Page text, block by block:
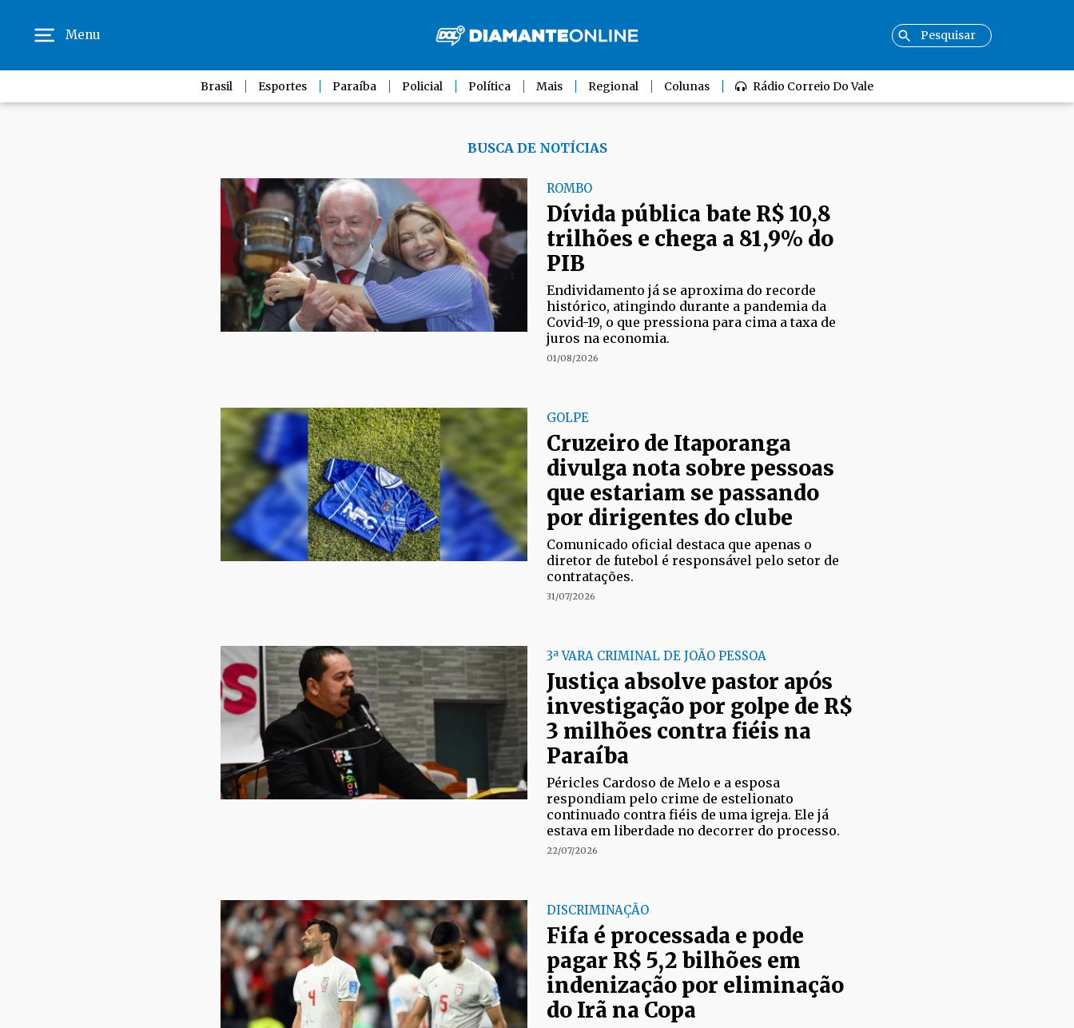
Menu
Brasil Esportes Paraíba Policial Política Mais Regional Colunas Rádio Correio Do Vale
BUSCA DE NOTÍCIAS
ROMBO
Dívida pública bate R$ 10,8
trilhões e chega a 81,9% do
PIB
Endividamento já se aproxima do recorde
histórico, atingindo durante a pandemia da
Covid-19, o que pressiona para cima a taxa de
juros na economia.
01/08/2026
GOLPE
Cruzeiro de Itaporanga
divulga nota sobre pessoas
que estariam se passando
por dirigentes do clube
Comunicado oficial destaca que apenas o
diretor de futebol é responsável pelo setor de
contratações.
31/07/2026
3ª VARA CRIMINAL DE JOÃO PESSOA
Justiça absolve pastor após
investigação por golpe de R$
3 milhões contra fiéis na
Paraíba
Péricles Cardoso de Melo e a esposa
respondiam pelo crime de estelionato
continuado contra fiéis de uma igreja. Ele já
estava em liberdade no decorrer do processo.
22/07/2026
DISCRIMINAÇÃO
Fifa é processada e pode
pagar R$ 5,2 bilhões em
indenização por eliminação
do Irã na Copa